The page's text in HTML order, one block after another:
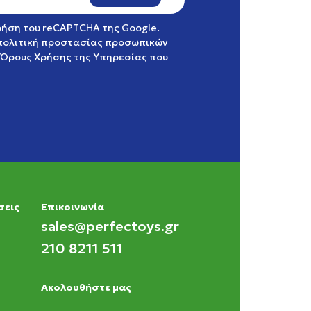
του reCAPTCHA της Google.
προστασίας προσωπικών
Όρους Χρήσης της Υπηρεσίας που
Eπικοινωνία
sales@perfectoys.gr
210 8211 511
Ακολουθήστε μας